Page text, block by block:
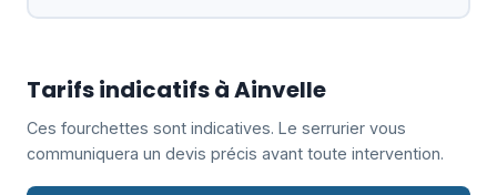
Tarifs indicatifs à Ainvelle
Ces fourchettes sont indicatives. Le serrurier vous
communiquera un devis précis avant toute intervention.